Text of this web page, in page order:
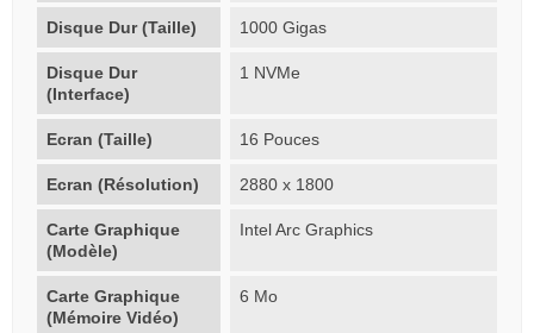
Disque Dur (Taille) 1000 Gigas
Disque Dur
(Interface)
1 NVMe
Ecran (Taille) 16 Pouces
Ecran (Résolution) 2880 x 1800
Carte Graphique
(Modèle)
Intel Arc Graphics
Carte Graphique
(Mémoire Vidéo)
6 Mo